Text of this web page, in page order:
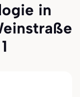
in